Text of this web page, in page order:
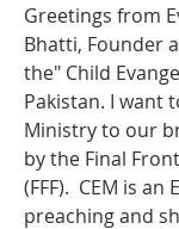
Greetings from
Bhatti, Founder
the" Child
Pakistan. I want
Ministry to our
by the Final
(FFF).  CEM is
preaching and